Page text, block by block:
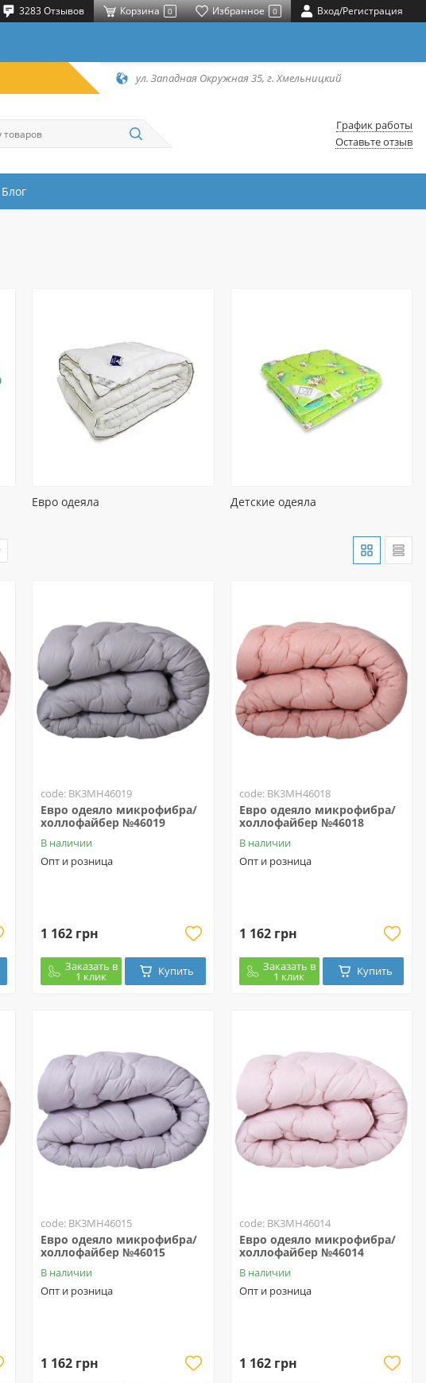
3283 Отзывов Корзина 0 Избранное 0 Вход/Регистрация
ул. Западная Окружная 35, г. Хмельницкий
График работы
Оставьте отзыв
Блог
Евро одеяла Детские одеяла
code: BK3MH46019
Евро одеяло микрофибра/
холлофайбер №46019
В наличии
Опт и розница
1 162 грн
Заказать в
1 клик Купить
code: BK3MH46018
Евро одеяло микрофибра/
холлофайбер №46018
В наличии
Опт и розница
1 162 грн
Заказать в
1 клик Купить
code: BK3MH46015
Евро одеяло микрофибра/
холлофайбер №46015
В наличии
Опт и розница
1 162 грн
code: BK3MH46014
Евро одеяло микрофибра/
холлофайбер №46014
В наличии
Опт и розница
1 162 грн